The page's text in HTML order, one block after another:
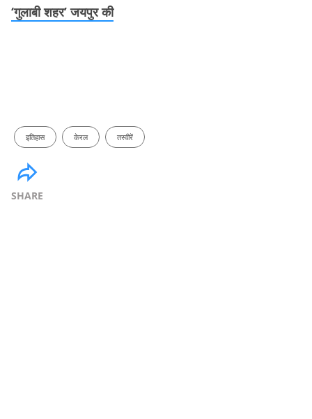
‘गुलाबी शहर’ जयपुर की
इतिहास केरल तस्वीरें
SHARE